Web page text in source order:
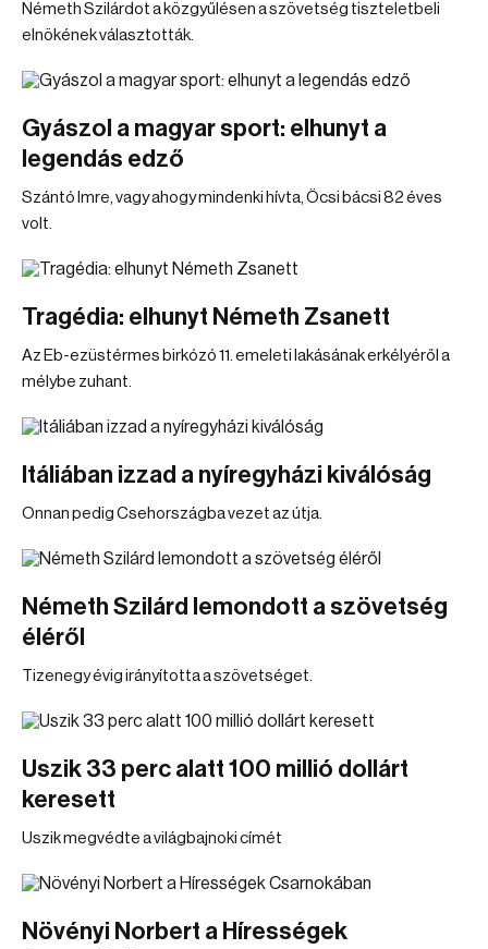
Németh Szilárdot a közgyűlésen a szövetség tiszteletbeli
elnökének választották.
Gyászol a magyar sport: elhunyt a
legendás edző
Szántó Imre, vagy ahogy mindenki hívta, Öcsi bácsi 82 éves
volt.
Tragédia: elhunyt Németh Zsanett
Az Eb-ezüstérmes birkózó 11. emeleti lakásának erkélyéről a
mélybe zuhant.
Itáliában izzad a nyíregyházi kiválóság
Onnan pedig Csehországba vezet az útja.
Németh Szilárd lemondott a szövetség
éléről
Tizenegy évig irányította a szövetséget.
Uszik 33 perc alatt 100 millió dollárt
keresett
Uszik megvédte a világbajnoki címét
Növényi Norbert a Hírességek